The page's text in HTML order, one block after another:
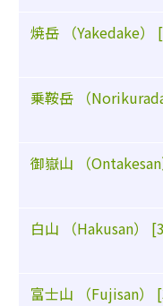
焼岳 （Yakedake）
乗鞍岳 （
御嶽山 （
白山 （Hakusan）
富士山 （Fujisan）